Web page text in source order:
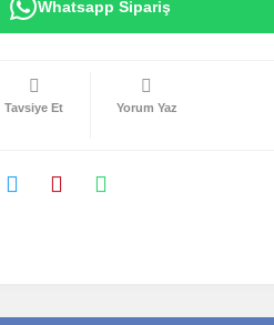
Whatsapp Sipariş
Tavsiye Et Yorum Yaz